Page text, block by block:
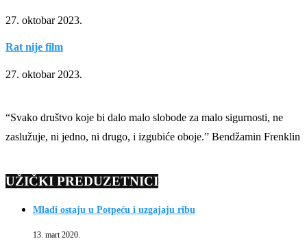
27. oktobar 2023.
Rat nije film
27. oktobar 2023.
“Svako društvo koje bi dalo malo slobode za malo sigurnosti, ne
zaslužuje, ni jedno, ni drugo, i izgubiće oboje.” Bendžamin Frenklin
UŽIČKI PREDUZETNICI
Mladi ostaju u Potpeću i uzgajaju ribu
13. mart 2020.